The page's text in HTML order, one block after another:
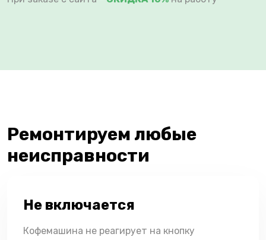
Ремонтируем любые
неисправности
Не включается
Кофемашина не реагирует на кнопку